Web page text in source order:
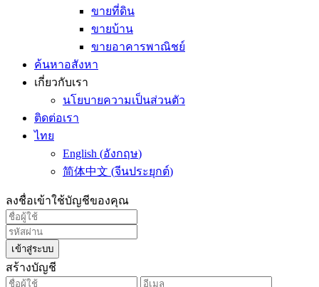
ขายที่ดิน
ขายบ้าน
ขายอาคารพาณิชย์
ค้นหาอสังหา
เกี่ยวกับเรา
นโยบายความเป็นส่วนตัว
ติดต่อเรา
ไทย
English (อังกฤษ)
简体中文 (จีนประยุกต์)
ลงชื่อเข้าใช้บัญชีของคุณ
เข้าสู่ระบบ
สร้างบัญชี